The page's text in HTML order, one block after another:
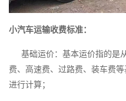
小汽车运输收费标准：
基础运价：基本运价指的是
费、高速费、过路费、装车费
进行计算；